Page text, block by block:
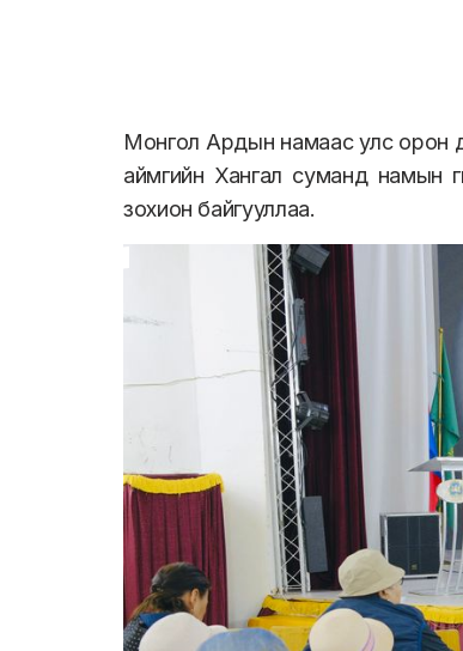
Монгол Ардын намаас улс орон
аймгийн Хангал суманд намын
зохион байгууллаа.